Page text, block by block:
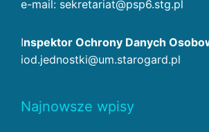
e-mail: sekretariat@psp6.stg.pl
Inspektor Ochrony Danych
iod.jednostki@um.starogard.pl
Najnowsze wpisy